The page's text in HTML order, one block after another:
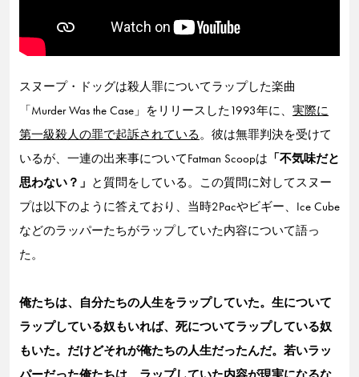
スヌープ・ドッグは殺人罪についてラップした楽曲
「Murder Was the Case」をリリースした1993年に、 実際に
第一級殺人の罪で起訴されている。彼は無罪判決を受けて
いるが、一連の出来事についてFatman Scoopは 「不気味だと
思わない？」 と質問をしている。この質問に対してスヌー
プは以下のように答えており、当時2Pacやビギー、Ice Cube
などのラッパーたちがラップしていた内容について語っ
た。
俺たちは、自分たちの人生をラップしていた。生について
ラップしている奴もいれば、死についてラップしている奴
もいた。だけどそれが俺たちの人生だったんだ。若いラッ